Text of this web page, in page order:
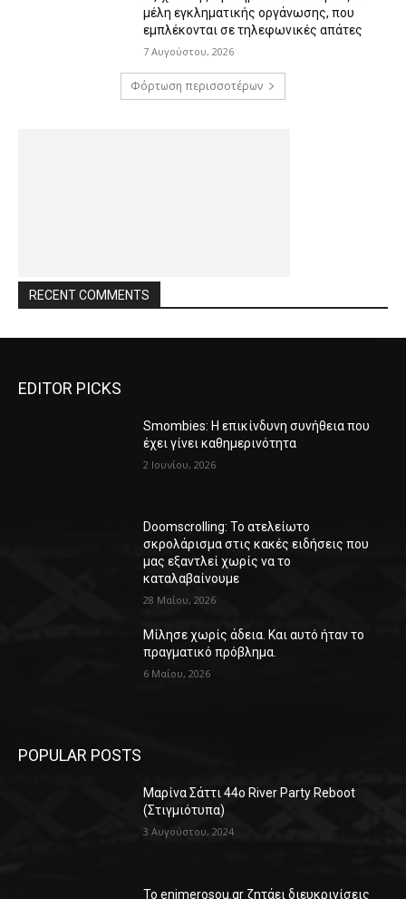
μέλη εγκληματικής οργάνωσης, που
εμπλέκονται σε τηλεφωνικές απάτες
7 Αυγούστου, 2026
Φόρτωση περισσοτέρων
RECENT COMMENTS
EDITOR PICKS
Smombies: Η επικίνδυνη συνήθεια που
έχει γίνει καθημερινότητα
2 Ιουνίου, 2026
Doomscrolling: Το ατελείωτο
σκρολάρισμα στις κακές ειδήσεις που
μας εξαντλεί χωρίς να το
καταλαβαίνουμε
28 Μαΐου, 2026
Μίλησε χωρίς άδεια. Και αυτό ήταν το
πραγματικό πρόβλημα.
6 Μαΐου, 2026
POPULAR POSTS
Μαρίνα Σάττι 44o River Party Reboot
(Στιγμιότυπα)
3 Αυγούστου, 2024
Το enimerosou.gr ζητάει διευκρινίσεις